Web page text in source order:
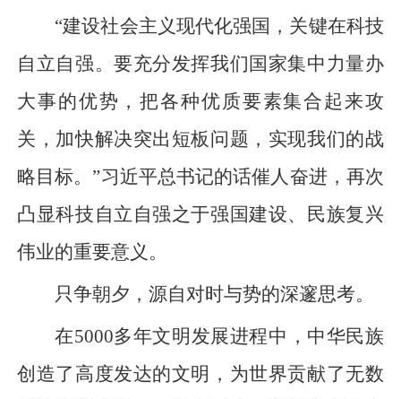
“建设社会主义现代化强国，关键在科技
自立自强。要充分发挥我们国家集中力量办
大事的优势，把各种优质要素集合起来攻
关，加快解决突出短板问题，实现我们的战
略目标。”习近平总书记的话催人奋进，再次
凸显科技自立自强之于强国建设、民族复兴
伟业的重要意义。
只争朝夕，源自对时与势的深邃思考。
在5000多年文明发展进程中，中华民族
创造了高度发达的文明，为世界贡献了无数